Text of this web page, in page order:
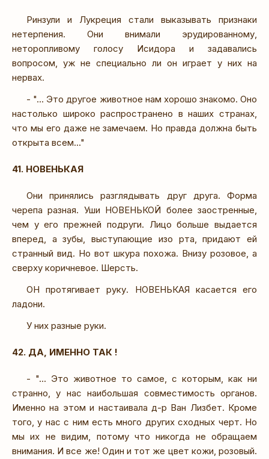
Ринзули и Лукреция стали выказывать признаки
нетерпения. Они внимали эрудированному,
неторопливому голосу Исидора и задавались
вопросом, уж не специально ли он играет у них на
нервах.
- "... Это другое животное нам хорошо знакомо. Оно
настолько широко распространено в наших странах,
что мы его даже не замечаем. Но правда должна быть
открыта всем..."
41. НОВЕНЬКАЯ
Они принялись разглядывать друг друга. Форма
черепа разная. Уши НОВЕНЬКОЙ более заостренные,
чем у его прежней подруги. Лицо больше выдается
вперед, а зубы, выступающие изо рта, придают ей
странный вид. Но вот шкура похожа. Внизу розовое, а
сверху коричневое. Шерсть.
ОН протягивает руку. НОВЕНЬКАЯ касается его
ладони.
У них разные руки.
42. ДА, ИМЕННО ТАК !
- "... Это животное то самое, с которым, как ни
странно, у нас наибольшая совместимость органов.
Именно на этом и настаивала д-р Ван Лизбет. Кроме
того, у нас с ним есть много других сходных черт. Но
мы их не видим, потому что никогда не обращаем
внимания. И все же! Один и тот же цвет кожи, розовый.